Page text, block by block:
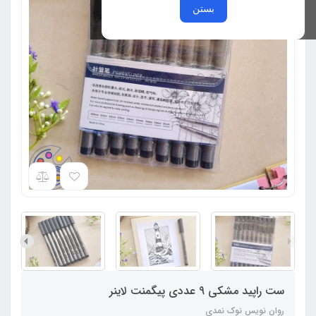
بستن
ست راپید مشکی 9 عددی پیگمنت لاینر
روان نویس نوک نمدی